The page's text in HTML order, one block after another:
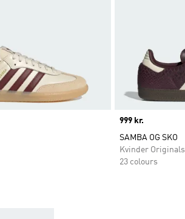
Price
999 kr.
SAMBA OG SKO
Kvinder Originals
23 colours